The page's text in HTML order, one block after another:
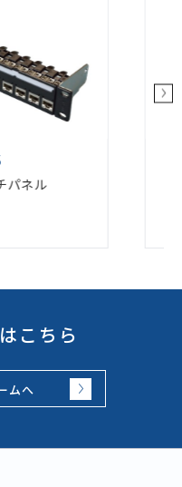
ポート パッチパネル
こちら
ムへ